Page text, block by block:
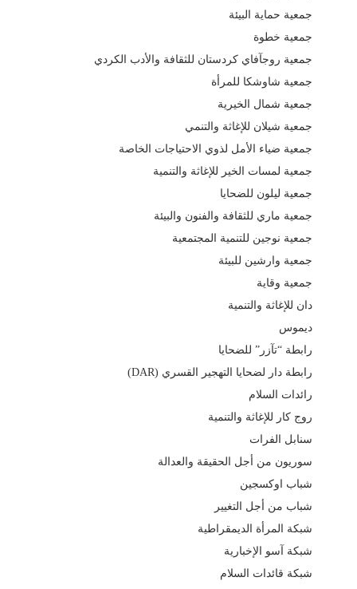
جمعية حماية البيئة
جمعية خطوة
جمعية روجآفاي كردستان للثقافة والأدب الكردي
جمعية شاوشكا للمرأة
جمعية شمال الخيرية
جمعية شيلان للإغاثة والتنمي
جمعية ضياء الأمل لذوي الاحتياجات الخاصة
جمعية لمسات الخير للإغاثة والتنمية
جمعية ليلون للضحايا
جمعية ماري للثقافة والفنون والبيئة
جمعية نوجين للتنمية المجتمعية
جمعية وارشين للبيئة
جمعية وقاية
دان للإغاثة والتنمية
ديموس
رابطة “تآزر” للضحايا
رابطة دار لضحايا التهجير القسري (DAR)
رائدات السلام
روج كار للإغاثة والتنمية
سنابل الفرات
سوريون من أجل الحقيقة والعدالة
شباب اوكسجين
شباب من أجل التغيير
شبكة المرأة الديمقراطية
شبكة آسو الإخبارية
شبكة قائدات السلام